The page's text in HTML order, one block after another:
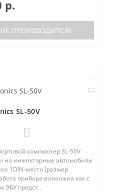
р.
ПРОИЗВОДИТСЯ)
SL-50V
компьютер SL-50V
на инжекторные автомобили
1DIN-место (размер
прибора возможна как с
ЭБУ предст..